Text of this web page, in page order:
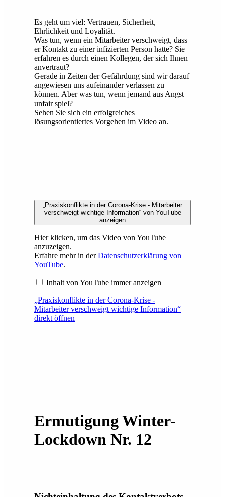
Es geht um viel: Vertrauen, Sicherheit,
Ehrlichkeit und Loyalität.
Was tun, wenn ein Mitarbeiter verschweigt, dass
er Kontakt zu einer infizierten Person hatte? Sie
erfahren es durch einen Kollegen, der sich Ihnen
anvertraut?
Gerade in Zeiten der Gefährdung sind wir darauf
angewiesen uns aufeinander verlassen zu
können. Aber was tun, wenn jemand aus Angst
unfair spiel?
Sehen Sie sich ein erfolgreiches
lösungsorientiertes Vorgehen im Video an.
„Praxiskonflikte in der Corona-Krise - Mitarbeiter
verschweigt wichtige Information“ von YouTube
anzeigen
Hier klicken, um das Video von YouTube
anzuzeigen.
Erfahre mehr in derDatenschutzerklärung von
YouTube.
Inhalt von YouTube immer anzeigen
„Praxiskonflikte in der Corona-Krise -
Mitarbeiter verschweigt wichtige Information“
direkt öffnen
Ermutigung Winter-
Lockdown Nr. 12